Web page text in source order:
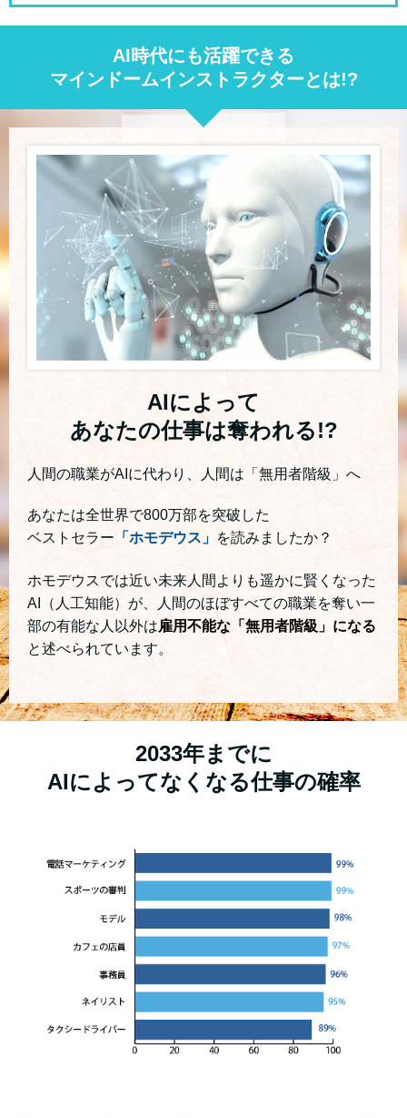
AI時代にも活躍できる
マインドームインストラクターとは!?
AIによって
あなたの仕事は奪われる!?
人間の職業がAIに代わり、人間は「無用者階級」へ
あなたは全世界で800万部を突破した
ベストセラー 「ホモデウス」 を読みましたか？
ホモデウスでは近い未来人間よりも遥かに賢くなった
AI（人工知能）が、人間のほぼすべての職業を奪い一
部の有能な人以外は雇用不能な「無用者階級」になる
と述べられています。
2033年までに
AIによってなくなる仕事の確率